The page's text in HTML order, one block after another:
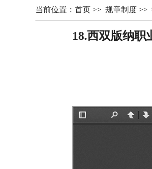
当前位置： 首页 >> 规章制度 >>
18.西双版纳职